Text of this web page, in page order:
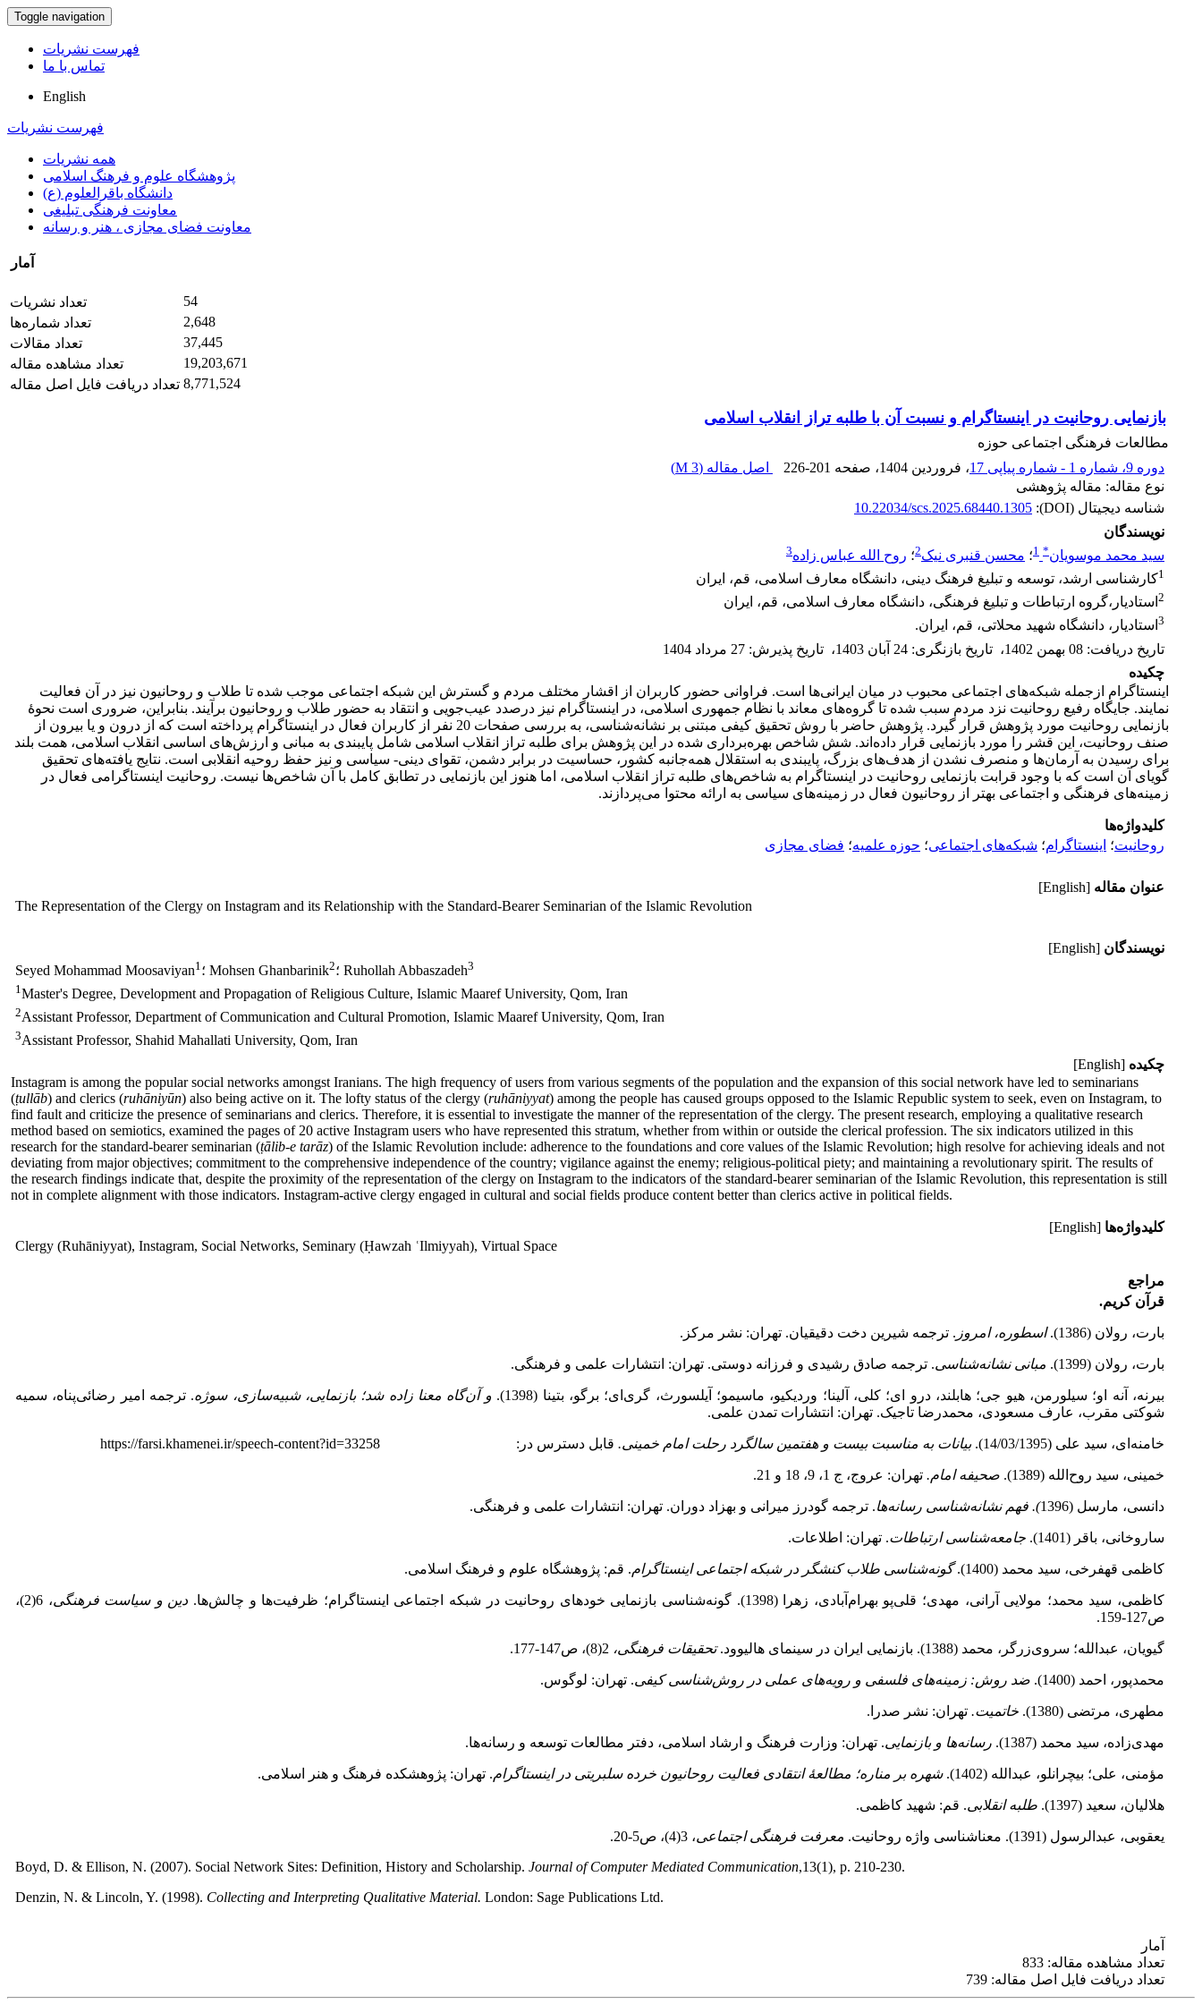
Toggle navigation
فهرست نشریات
تماس با ما
English
فهرست نشریات
همه نشریات
پژوهشگاه علوم و فرهنگ اسلامی
دانشگاه باقرالعلوم (ع)
معاونت فرهنگی تبلیغی
معاونت فضای مجازی ، هنر و رسانه
آمار
تعداد نشریات
54
تعداد شماره‌ها
2,648
تعداد مقالات
37,445
تعداد مشاهده مقاله
19,203,671
تعداد دریافت فایل اصل مقاله 8,771,524
بازنمایی روحانیت در اینستاگرام و نسبت آن با طلبه تراز انقلاب اسلامی
مطالعات فرهنگی اجتماعی حوزه
دوره 9، شماره 1 - شماره پیاپی 17
، فروردین 1404 ، صفحه 226-201 اصل مقاله (3 M
)
نوع مقاله: مقاله پژوهشی
شناسه دیجیتال (DOI):
10.22034/scs.2025.68440.1305
نویسندگان
سید محمد موسویان*
1؛ محسن قنبری نیک2؛ روح الله عباس زاده3
1کارشناسی ارشد، توسعه و تبلیغ فرهنگ دینی، دانشگاه معارف اسلامی، قم، ایران
2 استادیار،گروه ارتباطات و تبلیغ فرهنگی، دانشگاه معارف اسلامی، قم، ایران
3 استادیار، دانشگاه شهید محلاتی، قم، ایران.
تاریخ دریافت: 08 بهمن 1402 ، تاریخ بازنگری: 24 آبان 1403 ، تاریخ پذیرش: 27 مرداد 1404
چکیده
اینستاگرام ازجمله شبکه‌‌های اجتماعی محبوب در میان ایرانی‌‌ها است. فراوانی حضور کاربران از اقشار مختلف مردم و گسترش این شبکه اجتماعی موجب شده تا طلاب و روحانیون نیز در آن فعالیت
نمایند. جایگاه رفیع روحانیت نزد مردم سبب شده تا گروه‌‌های معاند با نظام جمهوری اسلامی، در اینستاگرام نیز درصدد عیب‌‌جویی و انتقاد به حضور طلاب و روحانیون برآیند. بنابراین، ضروری است نحوۀ
بازنمایی روحانیت مورد پژوهش قرار گیرد. پژوهش حاضر با روش تحقیق کیفی مبتنی بر نشانه‌شناسی، به بررسی صفحات 20 نفر از کاربران فعال در اینستاگرام پرداخته است که از درون و یا بیرون از
صنف روحانیت، این قشر را مورد بازنمایی قرار داده‌‌اند. شش شاخص بهره‌‌برداری شده در این پژوهش برای طلبه تراز انقلاب اسلامی شامل پایبندی به مبانی و ارز‌ش‌های اساسی انقلاب اسلامی، همت بلند
برای رسیدن به آرمان‌ها و منصرف نشدن از هدف‌های بزرگ، پایبندی به استقلال همه‌جانبه کشور، حساسیت در برابر دشمن، تقوای دینی- سیاسی و نیز حفظ روحیه انقلابی است. نتایج یافته‌های تحقیق
گویای آن است که با وجود قرابت بازنمایی روحانیت در اینستاگرام به شاخص‌های طلبه تراز انقلاب اسلامی، اما هنوز این بازنمایی در تطابق کامل با آن شاخص‌‌ها نیست. روحانیت اینستاگرامی فعال در
زمینه‌های فرهنگی و اجتماعی بهتر از روحانیون فعال در زمینه‌‌های سیاسی به ارائه محتوا می‌‌پردازند.
کلیدواژه‌ها
روحانیت؛ اینستاگرام؛ شبکه‌های اجتماعی؛ حوزه علمیه؛ فضای مجازی
عنوان مقاله [English]
The Representation of the Clergy on Instagram and its Relationship with the Standard-Bearer Seminarian of the Islamic Revolution
نویسندگان [English]
Seyed Mohammad Moosaviyan1 ؛ Mohsen Ghanbarinik2 ؛ Ruhollah Abbaszadeh3
1 Master's Degree, Development and Propagation of Religious Culture, Islamic Maaref University, Qom, Iran
2Assistant Professor, Department of Communication and Cultural Promotion, Islamic Maaref University, Qom, Iran
3Assistant Professor, Shahid Mahallati University, Qom, Iran
چکیده [English]
Instagram is among the popular social networks amongst Iranians. The high frequency of users from various segments of the population and the expansion of this social network have led to seminarians
(ṭullāb) and clerics (ruhāniyūn) also being active on it. The lofty status of the clergy (ruhāniyyat) among the people has caused groups opposed to the Islamic Republic system to seek, even on Instagram, to
find fault and criticize the presence of seminarians and clerics. Therefore, it is essential to investigate the manner of the representation of the clergy. The present research, employing a qualitative research
method based on semiotics, examined the pages of 20 active Instagram users who have represented this stratum, whether from within or outside the clerical profession. The six indicators utilized in this
research for the standard-bearer seminarian (ṭālib-e tarāz) of the Islamic Revolution include: adherence to the foundations and core values of the Islamic Revolution; high resolve for achieving ideals and not
deviating from major objectives; commitment to the comprehensive independence of the country; vigilance against the enemy; religious-political piety; and maintaining a revolutionary spirit. The results of
the research findings indicate that, despite the proximity of the representation of the clergy on Instagram to the indicators of the standard-bearer seminarian of the Islamic Revolution, this representation is still
not in complete alignment with those indicators. Instagram-active clergy engaged in cultural and social fields produce content better than clerics active in political fields.
کلیدواژه‌ها [English]
Clergy (Ruhāniyyat), Instagram, Social Networks, Seminary (Ḥawzah ʿIlmiyyah), Virtual Space
مراجع
قرآن کریم.
بارت، رولان (1386). اسطوره، امروز . ترجمه شیرین دخت دقیقیان. تهران: نشر مرکز.
بارت، رولان (1399). مبانی نشانه‌‌شناسی. ترجمه صادق رشیدی و فرزانه دوستی. تهران: انتشارات علمی و فرهنگی.
بیرنه، آنه او؛ سیلورمن، هیو جی؛ هابلند، درو ای؛ کلی، آلینا؛ وردیکیو، ماسیمو؛ آیلسورث، گری‌‌ای؛ برگو، بتینا (1398). و آنگاه معنا زاده شد؛ بازنمایی، شبیهسازی، سوژه. ترجمه امیر رضائی‌‌پناه، سمیه
شوکتی مقرب، عارف مسعودی، محمدرضا تاجیک. تهران: انتشارات تمدن علمی.
خامنه‌ای، سید علی (14/03/1395). بیانات به مناسبت بیست و هفتمین سالگرد رحلت امام خمینی. قابل دسترس در: https://farsi.khamenei.ir/speech-content?id=33258
خمینی، سید روح‌الله (1389). صحیفه امام. تهران: عروج، ج 1، 9، 18 و 21.
دانسی، مارسل (1396 ). فهم نشانه‌شناسی رسانه‌ها. ترجمه گودرز میرانی و بهزاد دوران. تهران: انتشارات علمی و فرهنگی.
ساروخانی، باقر (1401). جامعه‌‌شناسی ارتباطات. تهران: اطلاعات.
کاظمی قهفرخی، سید محمد (1400). گونه‌شناسی طلاب کنشگر در شبکه اجتماعی اینستاگرام. قم: پژوهشگاه علوم و فرهنگ اسلامی.
کاظمی، سید محمد؛ مولایی آرانی، مهدی؛ قلی‌‌پو بهرام‌‌آبادی، زهرا (1398). گونه‌‌شناسی بازنمایی خودهای روحانیت در شبکه اجتماعی اینستاگرام؛ ظرفیت‌‌ها و چالش‌‌ها. دین و سیاست فرهنگی
، 6(2)،
ص127-159.
گیویان، عبدالله؛ سروی‌زرگر، محمد (1388). بازنمایی ایران در سینمای هالیوود. تحقیقات فرهنگی،
محمدپور، احمد (1400). ضد روش: زمینه‌های فلسفی و رویه‌های عملی در روش‌شناسی کیفی. تهران: لوگوس.
مطهری، مرتضی (1380). خاتمیت. تهران: نشر صدرا.
مهدی‌‌زاده، سید محمد (1387). رسانه‌ها و بازنمایی. تهران: وزارت فرهنگ و ارشاد اسلامی، دفتر مطالعات توسعه و رسانه‌ها.
مؤمنی، علی؛ بیچرانلو، عبدالله (1402). شهره بر مناره؛ مطالعۀ انتقادی فعالیت روحانیون خرده سلبریتی در اینستاگرام. تهران: پژوهشکده فرهنگ و هنر اسلامی.
هلالیان، سعید (1397). طلبه انقلابی. قم: شهید کاظمی.
یعقوبی، عبدالرسول (1391). معناشناسی واژه روحانیت. معرفت فرهنگی اجتماعی، 3(4)، ص5-20.
Boyd, D. & Ellison, N. (2007). Social Network Sites: Definition, History and Scholarship. Journal of Computer Mediated Communication,13(1), p. 210-230.
Denzin, N. & Lincoln, Y. (1998). Collecting and Interpreting Qualitative Material. London: Sage Publications Ltd.
آمار
تعداد مشاهده مقاله: 833
تعداد دریافت فایل اصل مقاله: 739